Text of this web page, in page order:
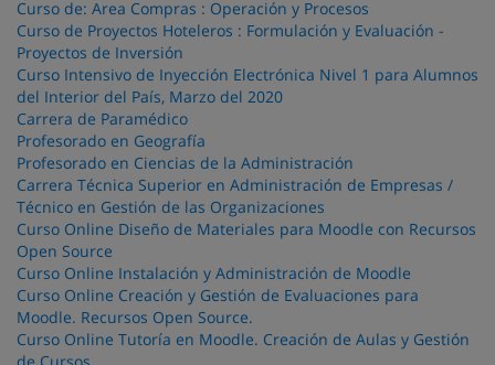
Curso de: Area Compras : Operación y Procesos
Curso de Proyectos Hoteleros : Formulación y Evaluación -
Proyectos de Inversión
Curso Intensivo de Inyección Electrónica Nivel 1 para Alumnos
del Interior del País, Marzo del 2020
Carrera de Paramédico
Profesorado en Geografía
Profesorado en Ciencias de la Administración
Carrera Técnica Superior en Administración de Empresas /
Técnico en Gestión de las Organizaciones
Curso Online Diseño de Materiales para Moodle con Recursos
Open Source
Curso Online Instalación y Administración de Moodle
Curso Online Creación y Gestión de Evaluaciones para
Moodle. Recursos Open Source.
Curso Online Tutoría en Moodle. Creación de Aulas y Gestión